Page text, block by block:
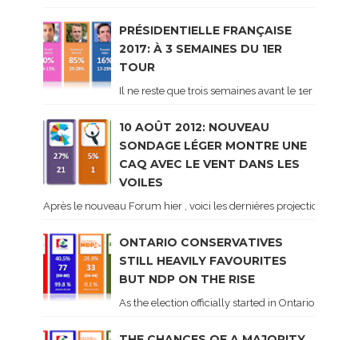
PRÉSIDENTIELLE FRANÇAISE
2017: À 3 SEMAINES DU 1ER
TOUR
Il ne reste que trois semaines avant le 1er tour de
10 AOÛT 2012: NOUVEAU
SONDAGE LÉGER MONTRE UNE
CAQ AVEC LE VENT DANS LES
VOILES
Après le nouveau Forum hier , voici les dernières projections
ONTARIO CONSERVATIVES
STILL HEAVILY FAVOURITES
BUT NDP ON THE RISE
As the election officially started in Ontario, some